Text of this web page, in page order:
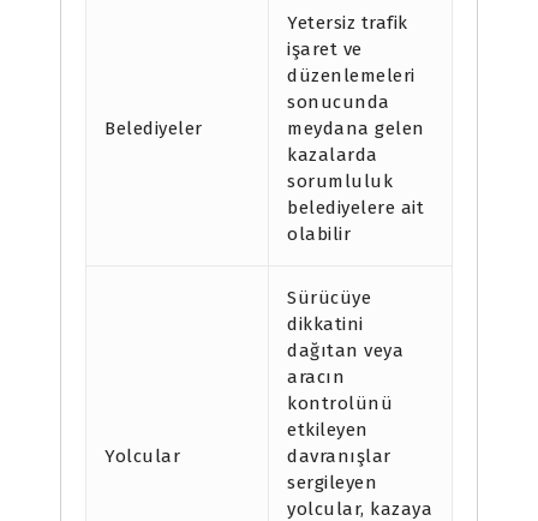
Belediyeler
Yetersiz trafik
işaret ve
düzenlemeleri
sonucunda
meydana gelen
kazalarda
sorumluluk
belediyelere ait
olabilir
Yolcular
Sürücüye
dikkatini
dağıtan veya
aracın
kontrolünü
etkileyen
davranışlar
sergileyen
yolcular, kazaya